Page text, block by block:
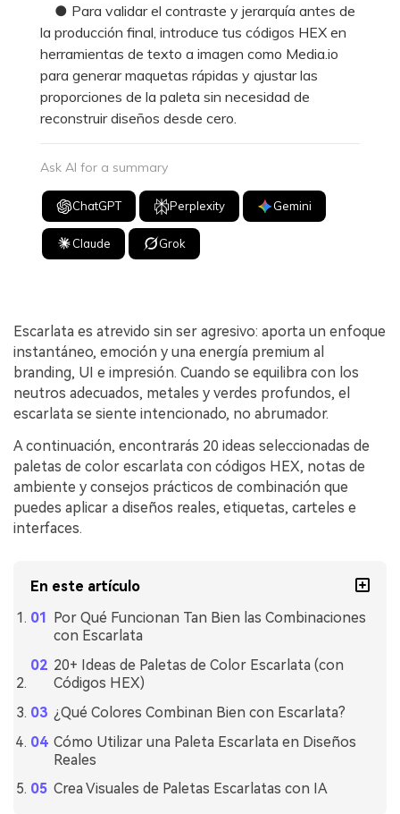
● Para validar el contraste y jerarquía antes de
la producción final, introduce tus códigos HEX en
herramientas de texto a imagen como Media.io
para generar maquetas rápidas y ajustar las
proporciones de la paleta sin necesidad de
reconstruir diseños desde cero.
Ask AI for a summary
ChatGPT Perplexity Gemini
Claude Grok
Escarlata es atrevido sin ser agresivo: aporta un enfoque
instantáneo, emoción y una energía premium al
branding, UI e impresión. Cuando se equilibra con los
neutros adecuados, metales y verdes profundos, el
escarlata se siente intencionado, no abrumador.
A continuación, encontrarás 20 ideas seleccionadas de
paletas de color escarlata con códigos HEX, notas de
ambiente y consejos prácticos de combinación que
puedes aplicar a diseños reales, etiquetas, carteles e
interfaces.
En este artículo
Por Qué Funcionan Tan Bien las Combinaciones
con Escarlata
20+ Ideas de Paletas de Color Escarlata (con
Códigos HEX)
¿Qué Colores Combinan Bien con Escarlata?
Cómo Utilizar una Paleta Escarlata en Diseños
Reales
Crea Visuales de Paletas Escarlatas con IA